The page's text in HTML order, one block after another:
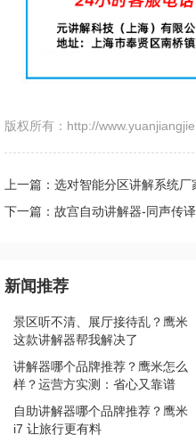
版权所有：http://
上一篇：选对智能分区讲解系统
下一篇：故宫自动讲解器-同声传
新闻推荐
景区听不清、展厅接待乱？鹰米
这款讲解器帮我解决了
讲解器哪个品牌推荐？鹰米怎么
样？运营方实测：省心又靠谱
自助讲解器哪个品牌推荐？鹰米
i7 让旅行更有料